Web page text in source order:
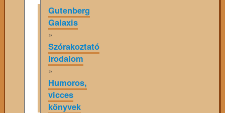
Gutenberg
Galaxis
»
Szórakoztató
irodalom
»
Humoros,
vicces
könyvek